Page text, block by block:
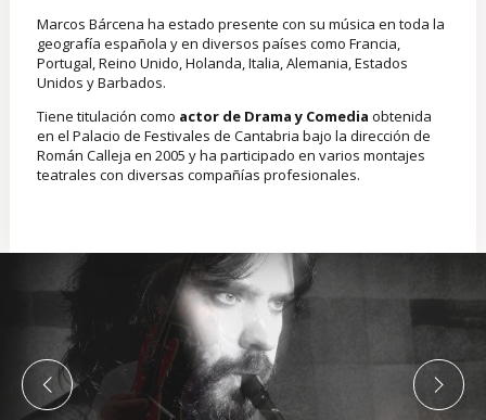
Marcos Bárcena ha estado presente con su música en toda la
geografía española y en diversos países como Francia,
Portugal, Reino Unido, Holanda, Italia, Alemania, Estados
Unidos y Barbados.
Tiene titulación como actor de Drama y Comedia obtenida
en el Palacio de Festivales de Cantabria bajo la dirección de
Román Calleja en 2005 y ha participado en varios montajes
teatrales con diversas compañías profesionales.